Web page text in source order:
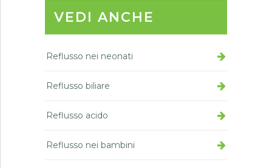
VEDI ANCHE
Reflusso nei neonati
Reflusso biliare
Reflusso acido
Reflusso nei bambini